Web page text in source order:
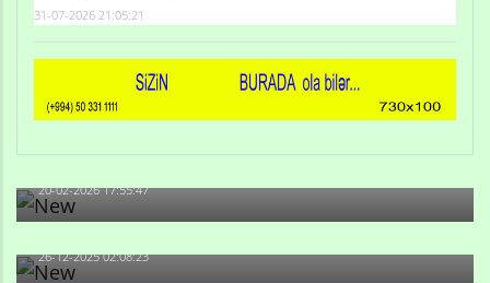
31-07-2026 21:05:21
Qulu Məhərrəmli: Sosial şəbəkələrdə söyüş niyə artıb?
20-02-2026 17:55:47
Məni bura NAZİR GÖNDƏRİB - 1937-ci ildən fəaliyyətdə
olan və...
26-12-2025 02:08:23
-Ay qız, sən məhkəməni udmayacaqsan... Sən bilirsən